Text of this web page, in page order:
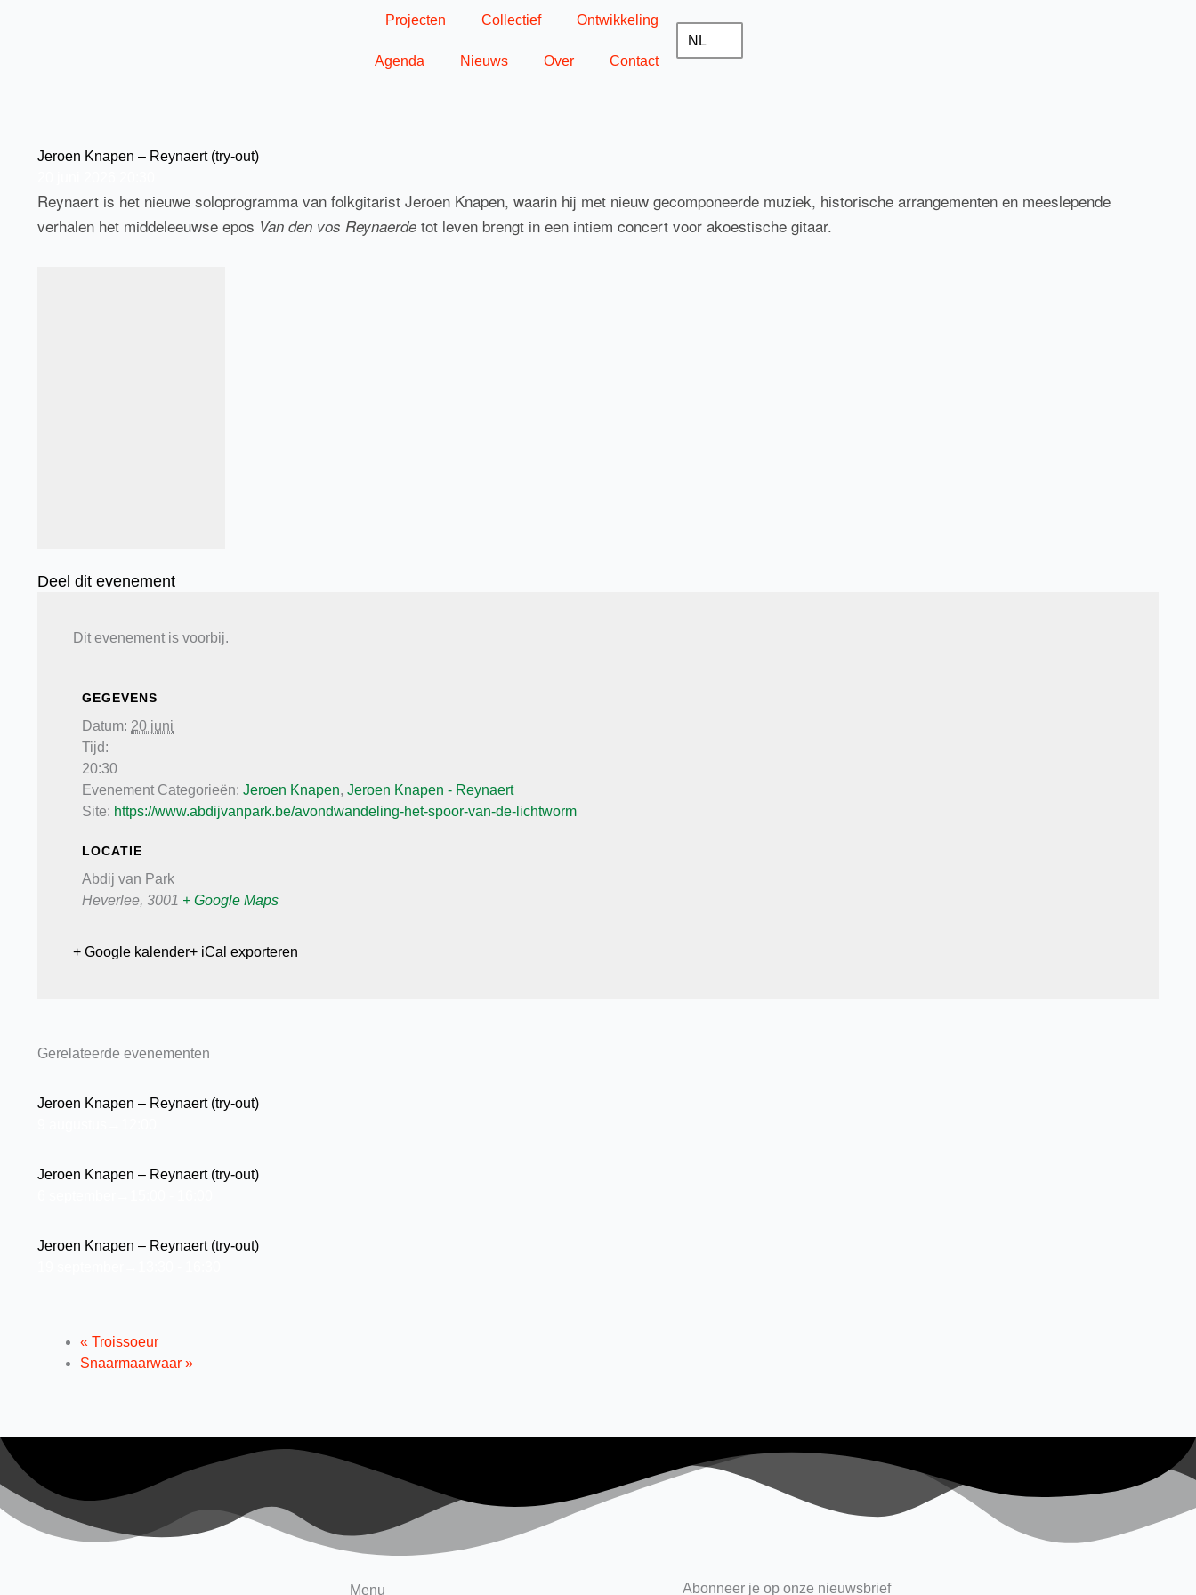
Projecten Collectief Ontwikkeling
Agenda Nieuws Over Contact
NL
Jeroen Knapen – Reynaert (try-out)
Reynaert is het nieuwe soloprogramma van folkgitarist Jeroen Knapen, waarin hij met nieuw gecomponeerde muziek, historische arrangementen en meeslepende
verhalen het middeleeuwse epos Van den vos Reynaerde tot leven brengt in een intiem concert voor akoestische gitaar.
Deel dit evenement
Dit evenement is voorbij.
GEGEVENS
Datum: 20 juni
Tijd:
20:30
Evenement Categorieën: Jeroen Knapen, Jeroen Knapen - Reynaert
Site: https://www.abdijvanpark.be/avondwandeling-het-spoor-van-de-lichtworm
LOCATIE
Abdij van Park
Heverlee, 3001 + Google Maps
+ Google kalender+ iCal exporteren
Gerelateerde evenementen
Jeroen Knapen – Reynaert (try-out)
Jeroen Knapen – Reynaert (try-out)
Jeroen Knapen – Reynaert (try-out)
« Troissoeur
Snaarmaarwaar »
Menu Abonneer je op onze nieuwsbrief